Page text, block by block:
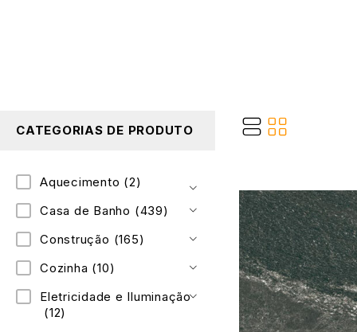
CATEGORIAS DE PRODUTO
Aquecimento (2)
Casa de Banho (439)
Construção (165)
Cozinha (10)
Eletricidade e Iluminação
(12)